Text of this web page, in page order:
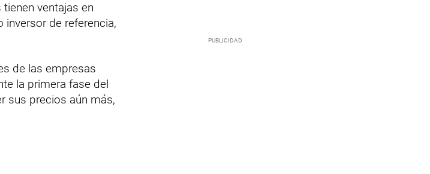
ventajas en
de referencia,
de las empresas
la primera fase del
sus precios aún más,